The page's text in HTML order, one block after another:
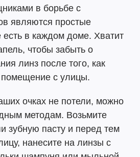
в борьбе с
являются простые
есть в каждом доме. Хватит
чтобы забыть о
линз после того, как
с улицы.
очках не потели, можно
методам. Возьмите
зубную пасту и перед тем
нанесите на линзы с